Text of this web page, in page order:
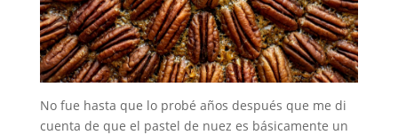
No fue hasta que lo probé años después que me di
cuenta de que el pastel de nuez es básicamente un